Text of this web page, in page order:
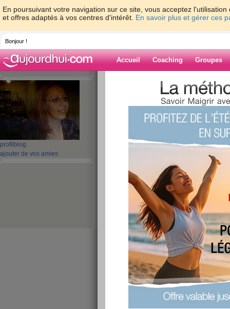
En poursuivant votre navigation sur ce site, vous acceptez
et offres adaptés à vos centres d'intérêt. En savoir plus et gérer ces
Bonjour !
Accueil Coaching Groupes
profil blog
ajouter de vos amies
>
>
Blog de
CALCULEZ
MUSCULAIRE
publié le 13/04/2009 à 23:25
Les fortes en calcul,c'est pour vous ici.Pour
Vous pouvez vous lancer dans ce calcul
près mais qui vous donnera tout de
femme de votre taille, de votre poids et de
musculaire dans son corps.
Tout d'abord, calculez votre dépense
calculette en main ? Souvenez-vous que